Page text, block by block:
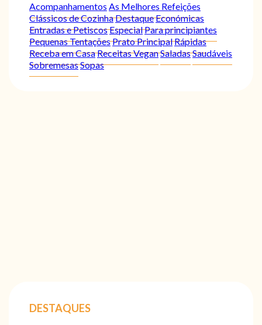
Acompanhamentos As Melhores Refeições
Clássicos de CozinhaDestaqueEconómicas
Entradas e PetiscosEspecialPara principiantes
Pequenas TentaçõesPrato PrincipalRápidas
Receba em CasaReceitas VeganSaladasSaudáveis
SobremesasSopas
DESTAQUES